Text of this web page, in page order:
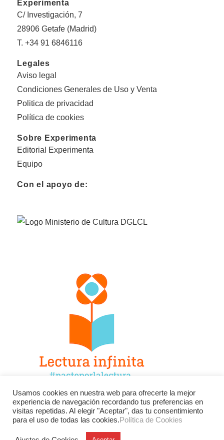
Experimenta
C/ Investigación, 7
28906 Getafe (Madrid)
T. +34 91 6846116
Legales
Aviso legal
Condiciones Generales de Uso y Venta
Politica de privacidad
Política de cookies
Sobre Experimenta
Editorial Experimenta
Equipo
Con el apoyo de:
Facebook Twitter
Instagram
YouTube
LinkedIn Contacto
Usamos cookies en nuestra web para ofrecerte la mejor
experiencia de navegación recordando tus preferencias en
visitas repetidas. Al elegir "Aceptar", das tu consentimiento
para el uso de todas las cookies.Política de Cookies